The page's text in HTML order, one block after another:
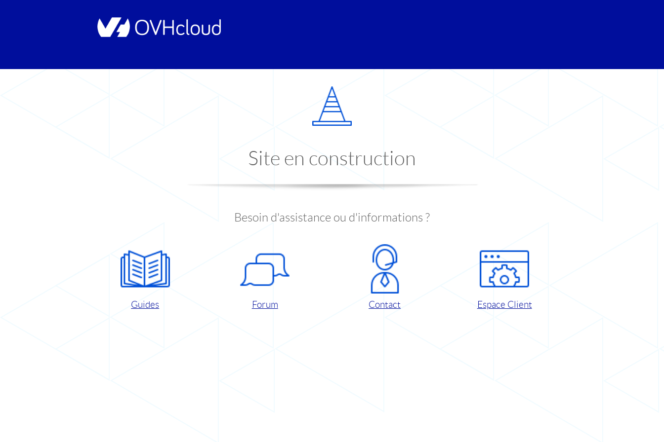
Site en construction
Besoin d'assistance ou d'informations ?
Guides Forum Contact Espace Client